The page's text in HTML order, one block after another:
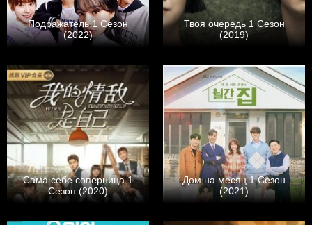
Подражатель 1 Сезон
(2022)
Твоя очередь 1 Сезон
(2019)
Сама себе соперница 1
Сезон (2020)
Дом на месяц 1 Сезон
(2021)